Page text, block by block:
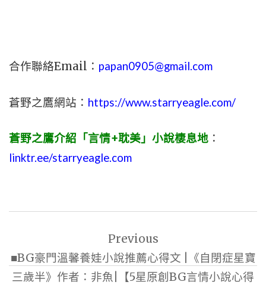
合作聯絡Email： papan0905@gmail.com
蒼野之鷹網站： https://www.starryeagle.com/
蒼野之鷹介紹「言情+耽美」小說棲息地 ：
linktr.ee/starryeagle.com
導
Previous
■BG豪門溫馨養娃小說推薦心得文 |《自閉症星寶
三歲半》作者：非魚|【5星原創BG言情小說心得